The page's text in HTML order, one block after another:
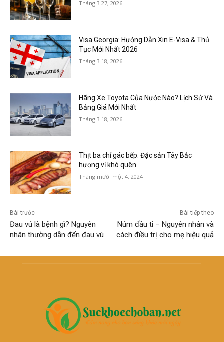
Tháng 3 27, 2026
Visa Georgia: Hướng Dẫn Xin E-Visa & Thủ
Tục Mới Nhất 2026
Tháng 3 18, 2026
Hãng Xe Toyota Của Nước Nào? Lịch Sử Và
Bảng Giá Mới Nhất
Tháng 3 18, 2026
Thịt ba chỉ gác bếp: Đặc sản Tây Bắc
hương vị khó quên
Tháng mười một 4, 2024
Bài trước
Đau vú là bệnh gì? Nguyên
nhân thường dẫn đến đau vú
Bài tiếp theo
Núm đầu ti – Nguyên nhân và
cách điều trị cho mẹ hiệu quả